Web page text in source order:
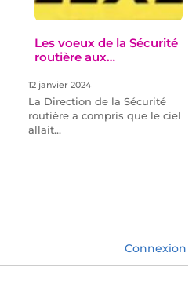
Les voeux de la Sécurité
routière aux…
12 janvier 2024
La Direction de la Sécurité
routière a compris que le ciel
allait…
Connexion